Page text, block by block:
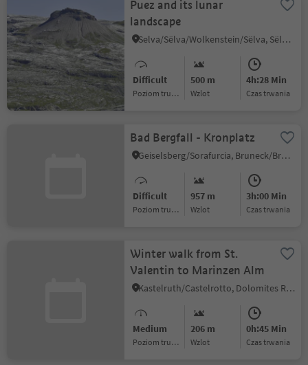
Puez and its lunar
landscape
Selva/Sëlva/Wolkenstein/Sëlva, Sëlva/Selva di Val Gardena, Dolomites Region Val Gardena
Difficult
Poziom trudności
500 m
Wzlot
4h:28 Min
czas trwania
Bad Bergfall - Kronplatz
Geiselsberg/Sorafurcia, Bruneck/Brunico, Dolomites Region Kronplatz/Plan de Corones
Difficult
Poziom trudności
957 m
Wzlot
3h:00 Min
czas trwania
Winter walk from St.
Valentin to Marinzen Alm
Kastelruth/Castelrotto, Dolomites Region Seiser Alm
Medium
Poziom trudności
206 m
Wzlot
0h:45 Min
czas trwania